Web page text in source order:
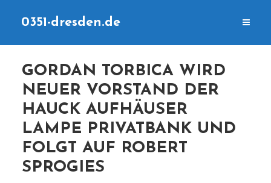
0351-dresden.de
GORDAN TORBICA WIRD
NEUER VORSTAND DER
HAUCK AUFHÄUSER
LAMPE PRIVATBANK UND
FOLGT AUF ROBERT
SPROGIES